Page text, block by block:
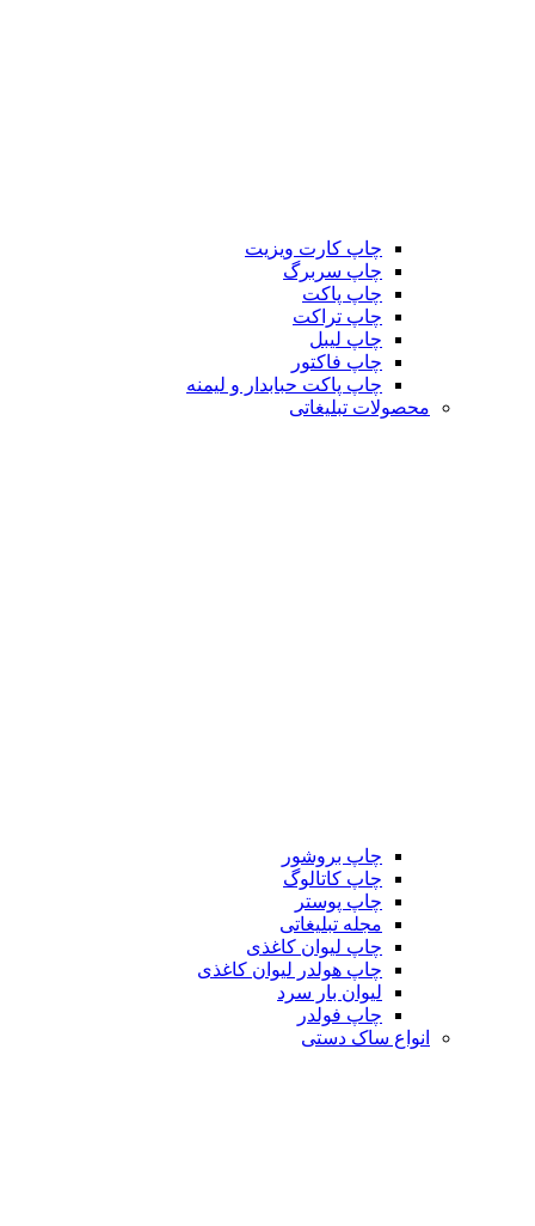
چاپ کارت ویزیت
چاپ سربرگ
چاپ پاکت
چاپ تراکت
چاپ لیبل
چاپ فاکتور
چاپ پاکت حبابدار و لیمنه
محصولات تبلیغاتی
چاپ بروشور
چاپ کاتالوگ
چاپ پوستر
مجله تبلیغاتی
چاپ لیوان کاغذی
چاپ هولدر لیوان کاغذی
لیوان بار سرد
چاپ فولدر
انواع ساک دستی